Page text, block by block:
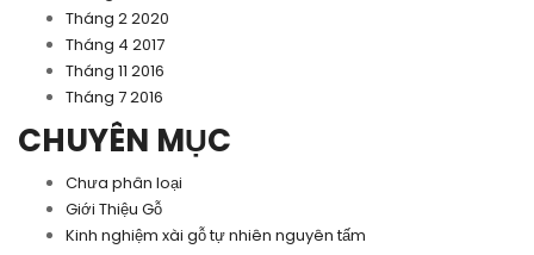
Tháng 2 2020
Tháng 4 2017
Tháng 11 2016
Tháng 7 2016
CHUYÊN MỤC
Chưa phân loại
Giới Thiệu Gỗ
Kinh nghiệm xài gỗ tự nhiên nguyên tấm